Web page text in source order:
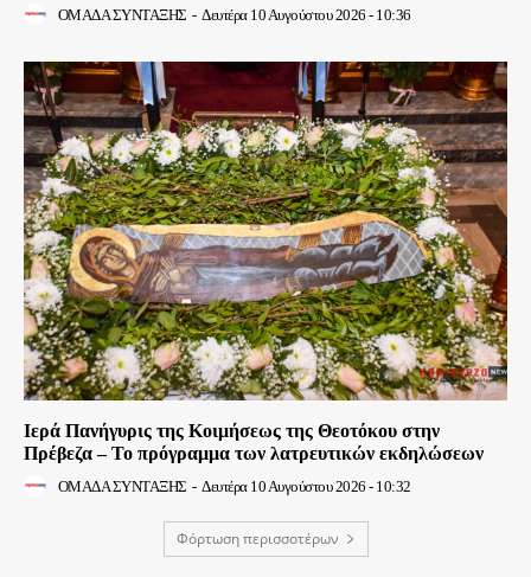
ΟΜΑΔΑ ΣΥΝΤΑΞΗΣ - Δευτέρα 10 Αυγούστου 2026 - 10:36
Ιερά Πανήγυρις της Κοιμήσεως της Θεοτόκου στην
Πρέβεζα – Το πρόγραμμα των λατρευτικών εκδηλώσεων
ΟΜΑΔΑ ΣΥΝΤΑΞΗΣ - Δευτέρα 10 Αυγούστου 2026 - 10:32
Φόρτωση περισσοτέρων